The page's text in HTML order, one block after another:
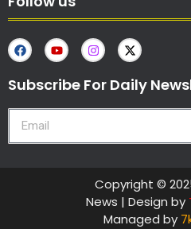
Subscribe For Daily
Copyright ©
News | Design by
Managed by